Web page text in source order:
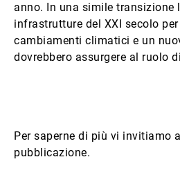
anno. In una simile transizione
infrastrutture del XXI secolo
cambiamenti climatici e un
dovrebbero assurgere al ruolo
Per saperne di più vi invitiamo
pubblicazione.